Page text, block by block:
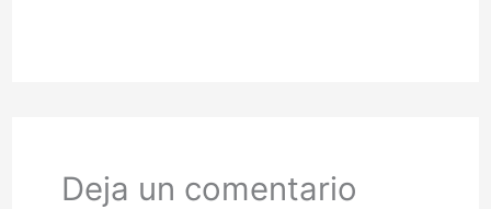
Deja un comentario